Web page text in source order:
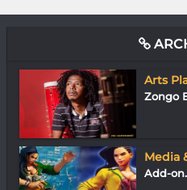
Arts
Zongo
Media
Add-